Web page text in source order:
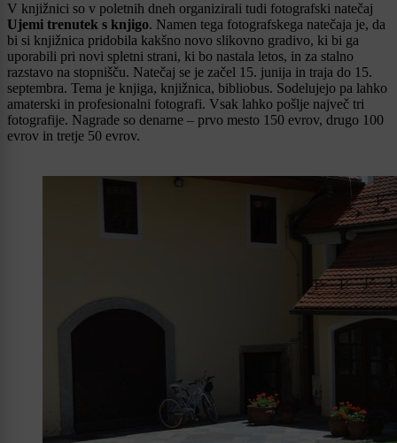
V knjižnici so v poletnih dneh organizirali tudi fotografski natečaj
Ujemi trenutek s knjigo. Namen tega fotografskega natečaja je, da
bi si knjižnica pridobila kakšno novo slikovno gradivo, ki bi ga
uporabili pri novi spletni strani, ki bo nastala letos, in za stalno
razstavo na stopnišču. Natečaj se je začel 15. junija in traja do 15.
septembra. Tema je knjiga, knjižnica, bibliobus. Sodelujejo pa lahko
amaterski in profesionalni fotografi. Vsak lahko pošlje največ tri
fotografije. Nagrade so denarne – prvo mesto 150 evrov, drugo 100
evrov in tretje 50 evrov.